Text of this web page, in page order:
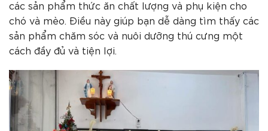
các sản phẩm thức ăn chất lượng và phụ kiện cho
chó và mèo. Điều này giúp bạn dễ dàng tìm thấy các
sản phẩm chăm sóc và nuôi dưỡng thú cưng một
cách đầy đủ và tiện lợi.